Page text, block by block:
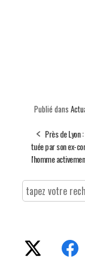
Publié dans
Près de Lyon
tuée par son ex-
l'homme